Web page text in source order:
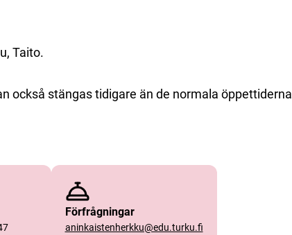
Taito.
också stängas tidigare än de normala öppettiderna
Förfrågningar
aninkaistenherkku@edu.turku.fi